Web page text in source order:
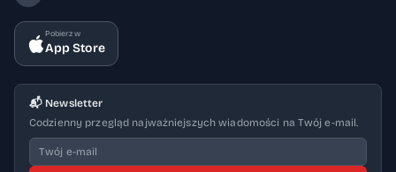
Pobierz w
App Store
📬 Newsletter
Codzienny przegląd najważniejszych wiadomości na Twój e-mail.